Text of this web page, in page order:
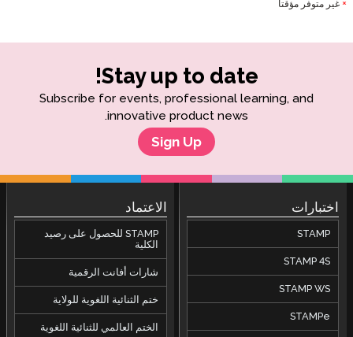
* غير متوفر مؤقتا
Stay up to date!
Subscribe for events, professional learning, and
innovative product news.
Sign Up
اختبارات
STAMP
STAMP 4S
STAMP WS
STAMPe
الاعتماد
STAMP للحصول على رصيد
الكلية
شارات أفانت الرقمية
ختم الثنائية اللغوية للولاية
الختم العالمي للثنائية اللغوية